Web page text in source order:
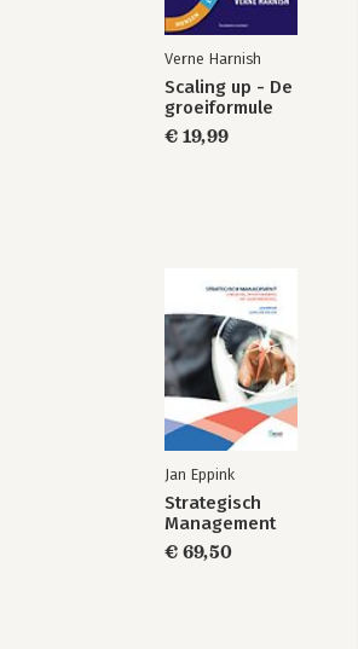
Verne Harnish
Scaling up - De
groeiformule
€ 19,99
Jan Eppink
Strategisch
Management
€ 69,50